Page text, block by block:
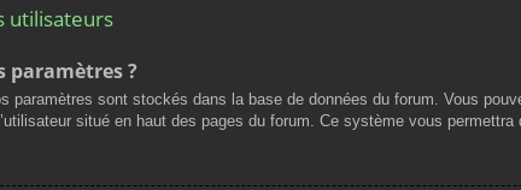
utilisateurs
paramètres ?
sont stockés dans la base de données du forum. Vous
situé en haut des pages du forum. Ce système vous